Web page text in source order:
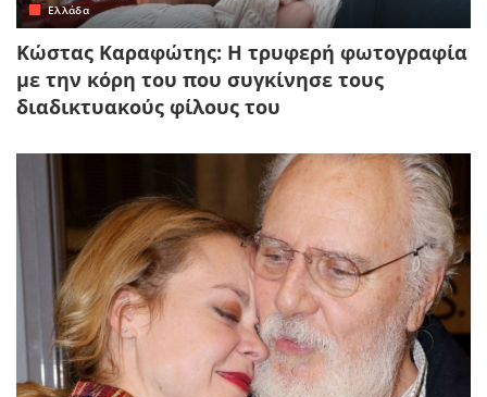
Ελλάδα
Κώστας Καραφώτης: Η τρυφερή φωτογραφία
με την κόρη του που συγκίνησε τους
διαδικτυακούς φίλους του